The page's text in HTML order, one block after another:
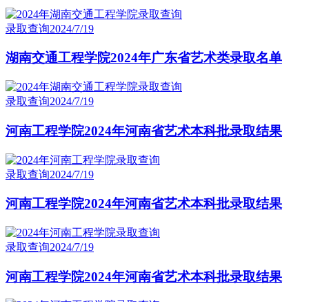
录取查询2024/7/19
湖南交通工程学院2024年广东省艺术类录取名单
录取查询2024/7/19
河南工程学院2024年河南省艺术本科批录取结果
录取查询2024/7/19
河南工程学院2024年河南省艺术本科批录取结果
录取查询2024/7/19
河南工程学院2024年河南省艺术本科批录取结果